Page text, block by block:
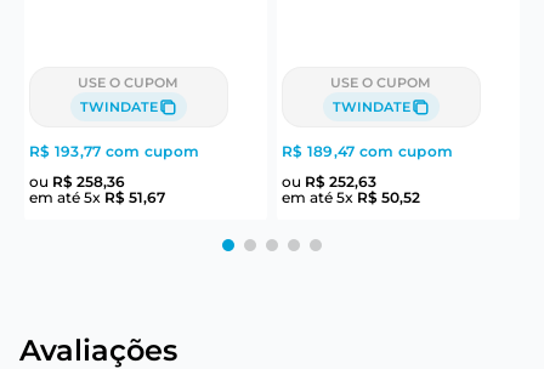
USE O CUPOM
TWINDATE
R$ 193,77 com cupom
ou R$ 258,36
em até 5x R$ 51,67
USE O CUPOM
TWINDATE
R$ 189,47 com cupom
ou R$ 252,63
em até 5x R$ 50,52
Avaliações